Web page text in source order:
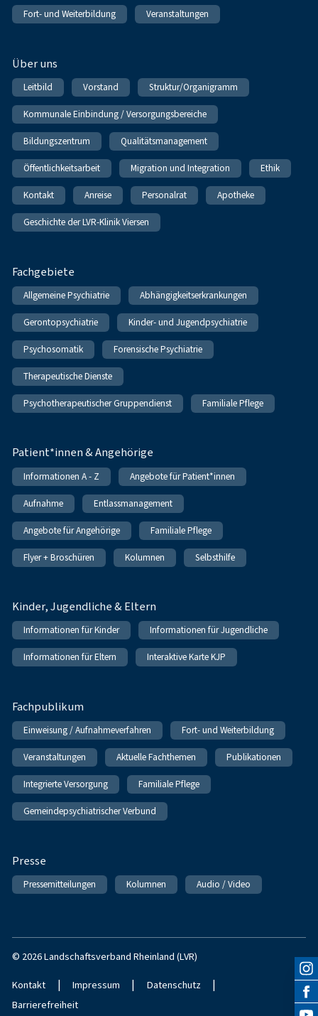
Fort- und Weiterbildung Veranstaltungen
Über uns
Leitbild Vorstand Struktur/Organigramm
Kommunale Einbindung / Versorgungsbereiche
Bildungszentrum Qualitätsmanagement
Öffentlichkeitsarbeit Migration und Integration Ethik
Kontakt Anreise Personalrat Apotheke
Geschichte der LVR-Klinik Viersen
Fachgebiete
Allgemeine Psychiatrie Abhängigkeitserkrankungen
Gerontopsychiatrie Kinder- und Jugendpsychiatrie
Psychosomatik Forensische Psychiatrie
Therapeutische Dienste
Psychotherapeutischer Gruppendienst Familiale Pflege
Patient*innen & Angehörige
Informationen A - Z Angebote für Patient*innen
Aufnahme Entlassmanagement
Angebote für Angehörige Familiale Pflege
Flyer + Broschüren Kolumnen Selbsthilfe
Kinder, Jugendliche & Eltern
Informationen für Kinder Informationen für Jugendliche
Informationen für Eltern Interaktive Karte KJP
Fachpublikum
Einweisung / Aufnahmeverfahren Fort- und Weiterbildung
Veranstaltungen Aktuelle Fachthemen Publikationen
Integrierte Versorgung Familiale Pflege
Gemeindepsychiatrischer Verbund
Presse
Pressemitteilungen Kolumnen Audio / Video
© 2026 Landschaftsverband Rheinland (LVR)
Kontakt | Impressum | Datenschutz |
Barrierefreiheit